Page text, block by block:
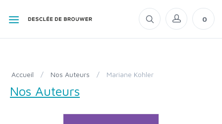
0
Accueil / Nos Auteurs / Mariane Kohler
Nos Auteurs